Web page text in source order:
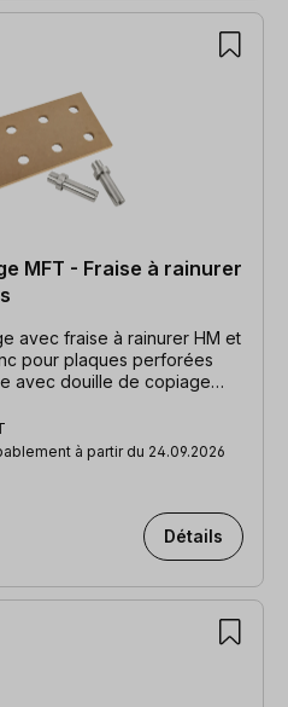
MFT - Fraise à rainurer
avec fraise à rainurer HM et
pour plaques perforées
à partir du 24.09.2026
Détails